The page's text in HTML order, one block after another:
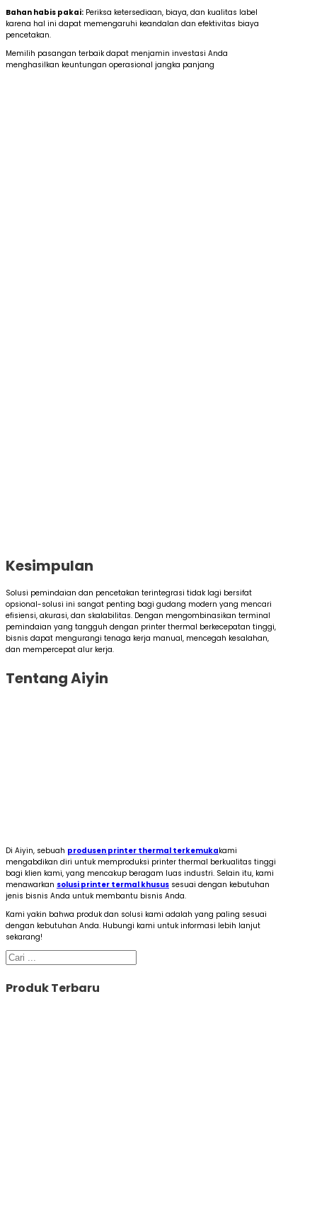
Bahan habis pakai: Periksa ketersediaan, biaya, dan kualitas label
karena hal ini dapat memengaruhi keandalan dan efektivitas biaya
pencetakan.
Memilih pasangan terbaik dapat menjamin investasi Anda
menghasilkan keuntungan operasional jangka panjang
Kesimpulan
Solusi pemindaian dan pencetakan terintegrasi tidak lagi bersifat
opsional-solusi ini sangat penting bagi gudang modern yang mencari
efisiensi, akurasi, dan skalabilitas. Dengan mengombinasikan terminal
pemindaian yang tangguh dengan printer thermal berkecepatan tinggi,
bisnis dapat mengurangi tenaga kerja manual, mencegah kesalahan,
dan mempercepat alur kerja.
Tentang Aiyin
Di Aiyin, sebuah produsen printer thermal terkemukakami
mengabdikan diri untuk memproduksi printer thermal berkualitas tinggi
bagi klien kami, yang mencakup beragam luas industri. Selain itu, kami
menawarkan solusi printer termal khusus sesuai dengan kebutuhan
jenis bisnis Anda untuk membantu bisnis Anda.
Kami yakin bahwa produk dan solusi kami adalah yang paling sesuai
dengan kebutuhan Anda. Hubungi kami untuk informasi lebih lanjut
sekarang!
Cari
Produk Terbaru